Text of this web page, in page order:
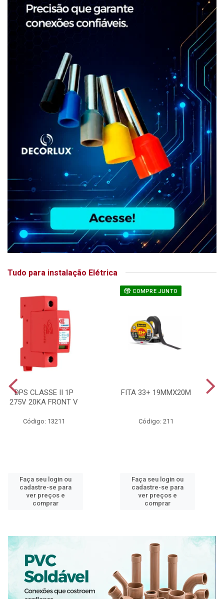
Tudo para instalação Elétrica
DPS CLASSE II 1P
275V 20KA FRONT V
Código: 13211
Faça seu login ou
cadastre-se para
ver preços e
comprar
COMPRE JUNTO
FITA 33+ 19MMX20M
Código: 211
Faça seu login ou
cadastre-se para
ver preços e
comprar